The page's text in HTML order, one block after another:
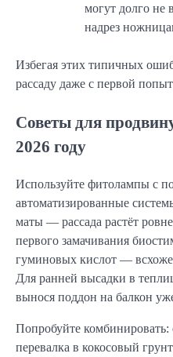
могут долго не
надрез
Избегая этих типичных
рассаду даже с первой
Советы для
2026 году
Используйте фитолампы с
автоматизированные
маты — рассада растёт
первого замачивания
гуминовых кислот —
Для ранней высадки в
вынося поддон на балкон
Попробуйте комбинировать:
перевалка в кокосовый